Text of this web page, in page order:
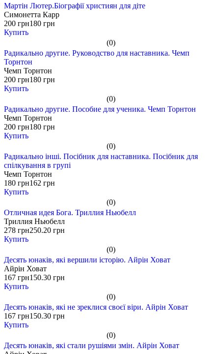
Мартін Лютер.Біографії християн для діте
Симонетта Карр
200 грн180 грн
Купить
(0)
Радикально другие. Руководство для наставника. Чемп
Торнтон
Чемп Торнтон
200 грн180 грн
Купить
(0)
Радикально другие. Пособие для ученика. Чемп Торнтон
Чемп Торнтон
200 грн180 грн
Купить
(0)
Радикально інші. Посібник для наставника. Посібник для
спілкування в групі
Чемп Торнтон
180 грн162 грн
Купить
(0)
Отличная идея Бога. Триллия Ньюбелл
Триллия Ньюбелл
278 грн250.20 грн
Купить
(0)
Десять юнаків, які вершили історію. Айрін Ховат
Айрін Ховат
167 грн150.30 грн
Купить
(0)
Десять юнаків, які не зреклися своєї віри. Айрін Ховат
167 грн150.30 грн
Купить
(0)
Десять юнаків, які стали рушіями змін. Айрін Ховат